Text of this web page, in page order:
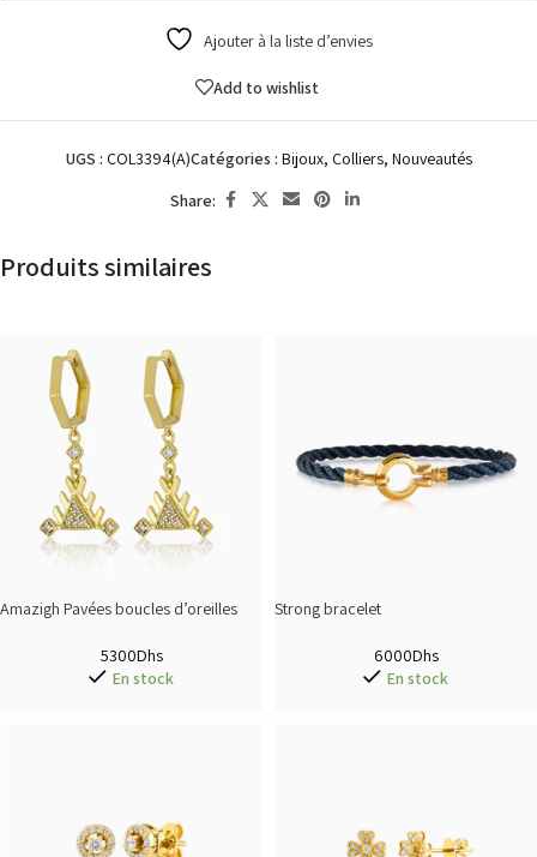
Ajouter à la liste d’envies
Add to wishlist
UGS : COL3394(A)Catégories : Bijoux, Colliers, Nouveautés
Share:
Produits similaires
Amazigh Pavées boucles d’oreilles
5300Dhs
En stock
Strong bracelet
6000Dhs
En stock